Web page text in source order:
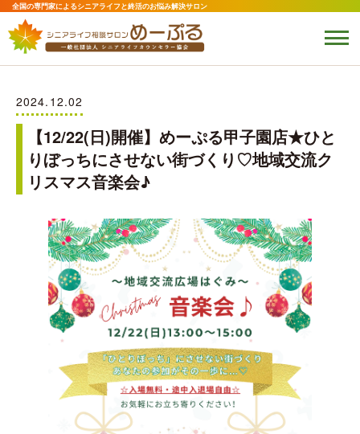
全国の専門家によるシニアライフと終活のお悩み解決サロン
2024.12.02
【12/22(日)開催】めーぷる甲子園店★ひと
りぼっちにさせない街づくり♡地域交流ク
リスマス音楽会♪